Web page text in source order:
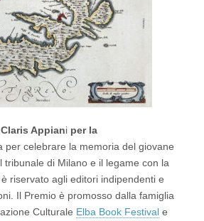
Appiani per la
per celebrare la memoria del giovane
tribunale di Milano e il legame con la
riservato agli editori indipendenti e
Il Premio è promosso dalla famiglia
Culturale Elba Book Festival e